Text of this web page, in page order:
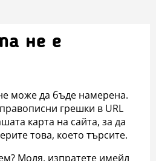
не е
може да бъде намерена.
грешки в URL
карта на сайта, за да
това, което търсите.
Моля, изпратете имейл